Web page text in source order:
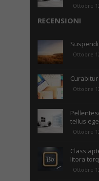
Ottobre
RECENSIONI
Ottobre
Ottobre
tellus
Ottobre
Class
litora
Ottobre